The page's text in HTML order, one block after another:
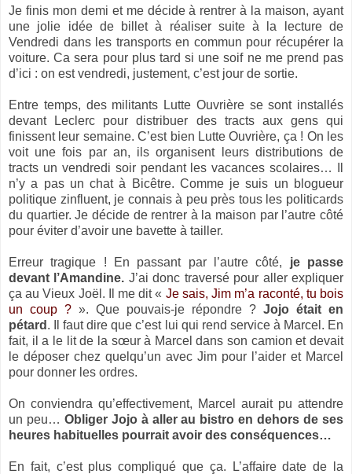
Je finis mon demi et me décide à rentrer à la maison, ayant
une jolie idée de billet à réaliser suite à la lecture de
Vendredi dans les transports en commun pour récupérer la
voiture. Ca sera pour plus tard si une soif ne me prend pas
d’ici : on est vendredi, justement, c’est jour de sortie.
Entre temps, des militants Lutte Ouvrière se sont installés
devant Leclerc pour distribuer des tracts aux gens qui
finissent leur semaine. C’est bien Lutte Ouvrière, ça ! On les
voit une fois par an, ils organisent leurs distributions de
tracts un vendredi soir pendant les vacances scolaires… Il
n’y a pas un chat à Bicêtre. Comme je suis un blogueur
politique zinfluent, je connais à peu près tous les politicards
du quartier. Je décide de rentrer à la maison par l’autre côté
pour éviter d’avoir une bavette à tailler.
Erreur tragique ! En passant par l’autre côté, je passe
devant l’Amandine. J’ai donc traversé pour aller expliquer
ça au Vieux Joël. Il me dit « Je sais, Jim m’a raconté, tu bois
un coup ? ». Que pouvais-je répondre ? Jojo était en
pétard . Il faut dire que c’est lui qui rend service à Marcel. En
fait, il a le lit de la sœur à Marcel dans son camion et devait
le déposer chez quelqu’un avec Jim pour l’aider et Marcel
pour donner les ordres.
On conviendra qu’effectivement, Marcel aurait pu attendre
un peu… Obliger Jojo à aller au bistro en dehors de ses
heures habituelles pourrait avoir des conséquences…
En fait, c’est plus compliqué que ça. L’affaire date de la